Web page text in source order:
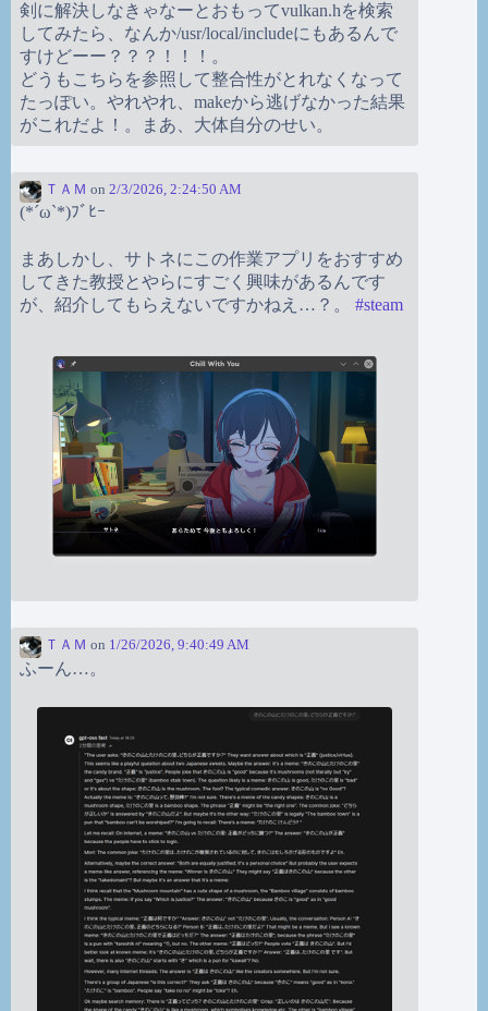
剣に解決しなきゃなーとおもってvulkan.hを検索
してみたら、なんか/usr/local/includeにもあるんで
すけどーー？？？！！！。
どうもこちらを参照して整合性がとれなくなって
たっぽい。やれやれ、makeから逃げなかった結果
がこれだよ！。まあ、大体自分のせい。
ＴＡＭ on 2/3/2026, 2:24:50 AM
(*´ω`*)ﾌﾞﾋｰ
まあしかし、サトネにこの作業アプリをおすすめ
してきた教授とやらにすごく興味があるんです
が、紹介してもらえないですかねえ…？。 #steam
ＴＡＭ on 1/26/2026, 9:40:49 AM
ふーん…。